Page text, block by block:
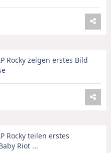
Rocky zeigen erstes Bild
Rocky teilen erstes
Riot ...